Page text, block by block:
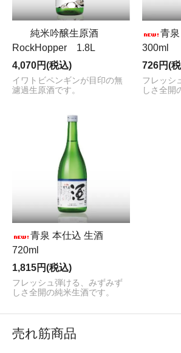
広島牡蠣の未来を支える
を行いました
賀茂泉酒造は、広島大学生物生産学部
取り組む「広島牡蠣のへい死問題」に
するため、研究支援金を寄付いたしま
て生原酒」（令和7年12月販売分～）
み立てたものです。
対象商品1本につき、1.8Lは120円、
し、多くのお客様のご協力により今回
日本酒も牡蠣も、広島の豊かな自然に
切な恵みです。
今回の取り組みが、牡蠣養殖業の課題
化の未来を支える一助となることを願
ご購入いただいた皆様に、心より感謝
純米吟醸生原酒
RockHopper 1.8L
4,070円(税込)
イワトビペンギンが目印の無
濾過生原酒です。
青
300ml
726円(
フレッシ
しさ全開
青泉 本仕込 生酒
720ml
1,815円(税込)
フレッシュ弾ける、みずみず
しさ全開の純米生酒です。
売れ筋商品